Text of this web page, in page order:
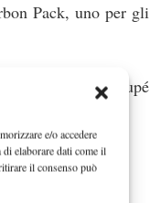
e/o accedere
elaborare dati come il
il consenso può
Pack, uno per gli
euro per la Coupé